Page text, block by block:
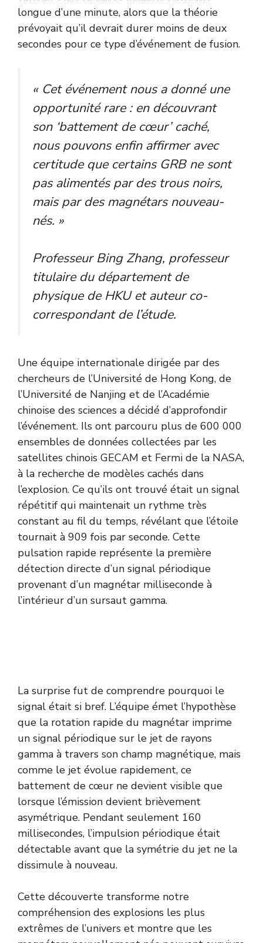
longue d’une minute, alors que la théorie
prévoyait qu’il devrait durer moins de deux
secondes pour ce type d’événement de fusion.
« Cet événement nous a donné une
opportunité rare : en découvrant
son ‘battement de cœur’ caché,
nous pouvons enfin affirmer avec
certitude que certains GRB ne sont
pas alimentés par des trous noirs,
mais par des magnétars nouveau-
nés. »
Professeur Bing Zhang, professeur
titulaire du département de
physique de HKU et auteur co-
correspondant de l’étude.
Une équipe internationale dirigée par des
chercheurs de l’Université de Hong Kong, de
l’Université de Nanjing et de l’Académie
chinoise des sciences a décidé d’approfondir
l’événement. Ils ont parcouru plus de 600 000
ensembles de données collectées par les
satellites chinois GECAM et Fermi de la NASA,
à la recherche de modèles cachés dans
l’explosion. Ce qu’ils ont trouvé était un signal
répétitif qui maintenait un rythme très
constant au fil du temps, révélant que l’étoile
tournait à 909 fois par seconde. Cette
pulsation rapide représente la première
détection directe d’un signal périodique
provenant d’un magnétar milliseconde à
l’intérieur d’un sursaut gamma.
La surprise fut de comprendre pourquoi le
signal était si bref. L’équipe émet l’hypothèse
que la rotation rapide du magnétar imprime
un signal périodique sur le jet de rayons
gamma à travers son champ magnétique, mais
comme le jet évolue rapidement, ce
battement de cœur ne devient visible que
lorsque l’émission devient brièvement
asymétrique. Pendant seulement 160
millisecondes, l’impulsion périodique était
détectable avant que la symétrie du jet ne la
dissimule à nouveau.
Cette découverte transforme notre
compréhension des explosions les plus
extrêmes de l’univers et montre que les